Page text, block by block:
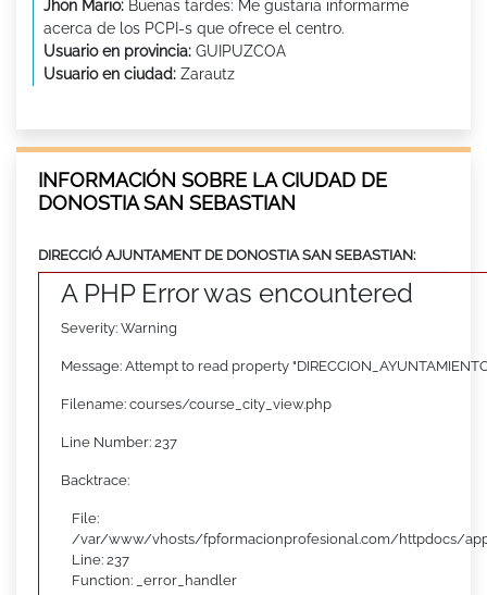
Jhon Mario: Buenas tardes: Me gustaria informarme
acerca de los PCPI-s que ofrece el centro.
Usuario en provincia: GUIPUZCOA
Usuario en ciudad: Zarautz
INFORMACIÓN SOBRE LA CIUDAD DE
DONOSTIA SAN SEBASTIAN
DIRECCIÓ AJUNTAMENT DE DONOSTIA SAN SEBASTIAN:
A PHP Error was encountered
Severity: Warning
Message: Attempt to read property
Filename: courses/course_city_view.php
Line Number: 237
Backtrace:
File:
/var/www/vhosts/fpformacionprofesional.com/httpdocs/
Line: 237
Function: _error_handler